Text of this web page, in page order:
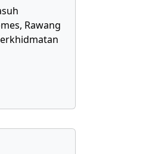
Rawang